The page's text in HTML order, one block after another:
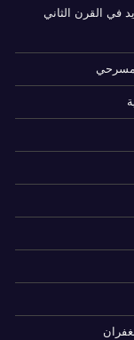
في القرن الثاني